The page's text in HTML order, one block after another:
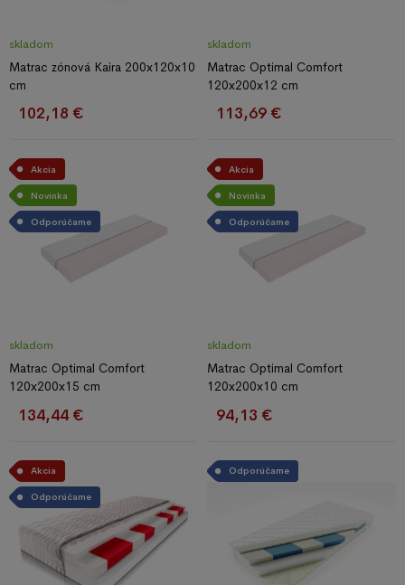
skladom
Matrac zónová Kaira 200x120x10
cm
102,18 €
skladom
Matrac Optimal Comfort
120x200x12 cm
113,69 €
Akcia
Novinka
Odporúčame
skladom
Matrac Optimal Comfort
120x200x15 cm
134,44 €
Akcia
Novinka
Odporúčame
skladom
Matrac Optimal Comfort
120x200x10 cm
94,13 €
Akcia
Odporúčame
Odporúčame